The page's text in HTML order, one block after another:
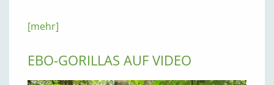
[mehr]
EBO-GORILLAS AUF VIDEO